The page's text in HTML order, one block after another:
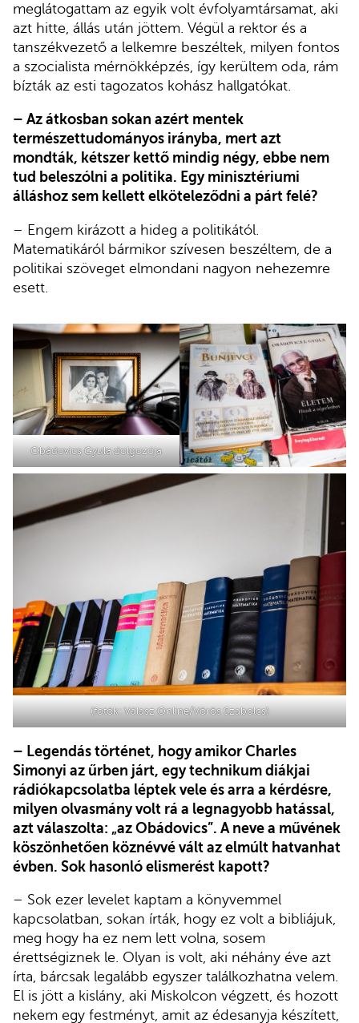
meglátogattam az egyik volt évfolyamtársamat, aki
azt hitte, állás után jöttem. Végül a rektor és a
tanszékvezető a lelkemre beszéltek, milyen fontos
a szocialista mérnökképzés, így kerültem oda, rám
bízták az esti tagozatos kohász hallgatókat.
– Az átkosban sokan azért mentek
természettudományos irányba, mert azt
mondták, kétszer kettő mindig négy, ebbe nem
tud beleszólni a politika. Egy minisztériumi
álláshoz sem kellett elköteleződni a párt felé?
– Engem kirázott a hideg a politikától.
Matematikáról bármikor szívesen beszéltem, de a
politikai szöveget elmondani nagyon nehezemre
esett.
Obádovics Gyula dolgozója
(fotók: Válasz Online/Vörös Szabolcs)
– Legendás történet, hogy amikor Charles
Simonyi az űrben járt, egy technikum diákjai
rádiókapcsolatba léptek vele és arra a kérdésre,
milyen olvasmány volt rá a legnagyobb hatással,
azt válaszolta: „az Obádovics”. A neve a művének
köszönhetően köznévvé vált az elmúlt hatvanhat
évben. Sok hasonló elismerést kapott?
– Sok ezer levelet kaptam a könyvemmel
kapcsolatban, sokan írták, hogy ez volt a bibliájuk,
meg hogy ha ez nem lett volna, sosem
érettségiznek le. Olyan is volt, aki néhány éve azt
írta, bárcsak legalább egyszer találkozhatna velem.
El is jött a kislány, aki Miskolcon végzett, és hozott
nekem egy festményt, amit az édesanyja készített,